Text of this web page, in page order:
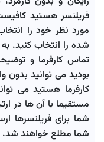
فریلنسر هستید
مورد نظر خود را
شده را انتخاب کنید.
تماس کارفرما و
بودید می توانید بدون
کارفرما هستید می
مستقیما با آن ها در
شما برای فریلنسرها
شما مطلع خواهند شد.